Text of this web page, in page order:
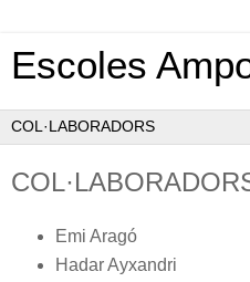
Escoles
Emi Aragó
Hadar Ayxandri